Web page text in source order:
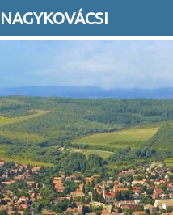
NAGYKOVÁCSI